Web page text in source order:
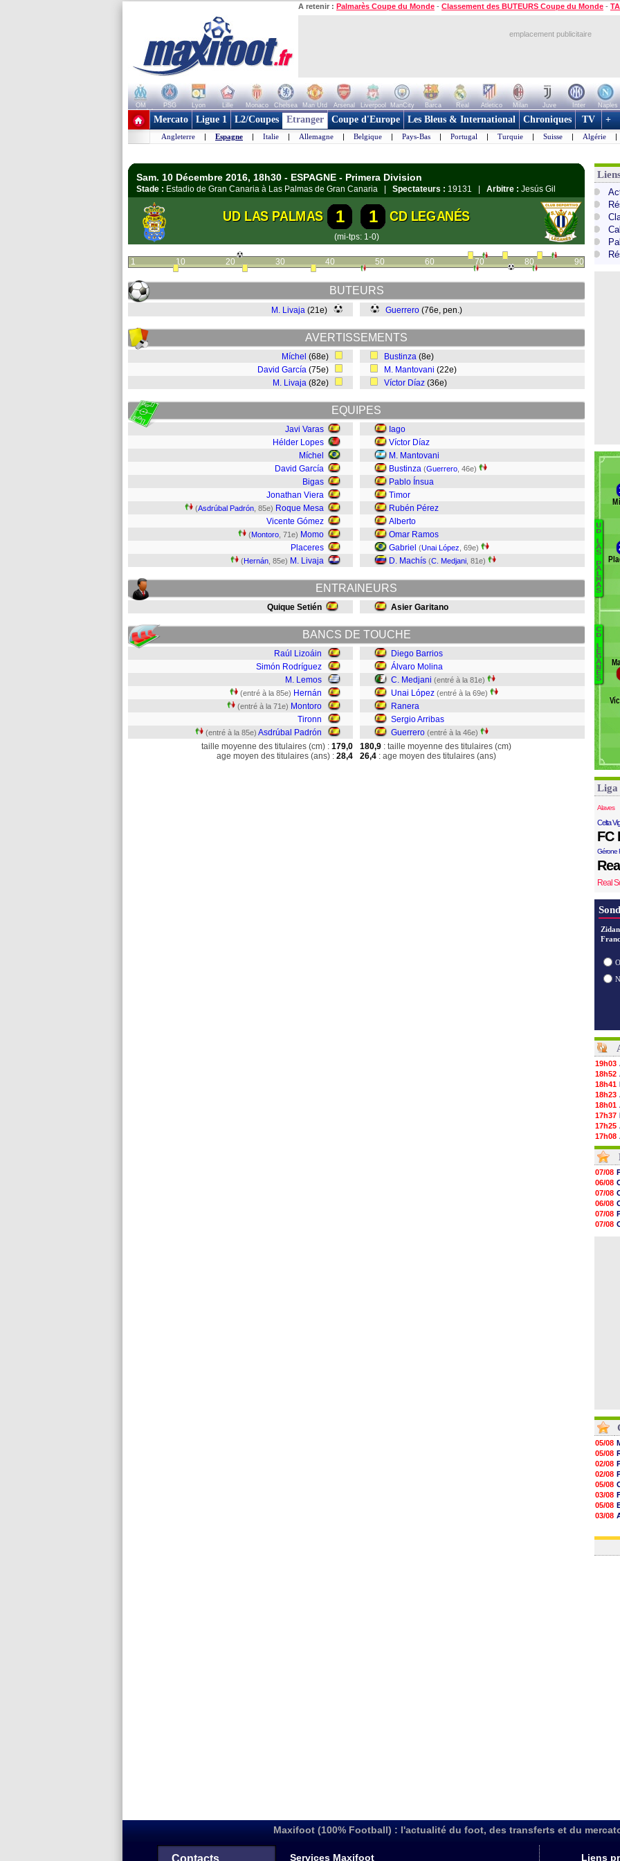
A retenir : Palmarès Coupe du Monde - Classement des BUTEURS Coupe du Monde -
emplacement publicitaire
OM PSG Lyon Lille Monaco Chelsea Man Utd Arsenal Liverpool ManCity Barca Real Atletico Milan Juve Inter Naples
+ de clubs
Mercato Ligue 1 L2/Coupes Etranger Coupe d'Europe Les Bleus & International Chroniques TV +
Angleterre | Espagne | Italie | Allemagne | Belgique | Pays-Bas | Portugal | Turquie | Suisse | Algérie |
Sam. 10 Décembre 2016, 18h30 - ESPAGNE - Primera Division
Stade : Estadio de Gran Canaria à Las Palmas de Gran Canaria | Spectateurs : 19131 | Arbitre : Jesús Gil
UD LAS PALMAS 1 1 CD LEGANÉS
(mi-tps: 1-0)
1 10 20 30 40 50 60 70 80 90
BUTEURS
M. Livaja (21e) Guerrero (76e, pen.)
AVERTISSEMENTS
Míchel (68e)
David García (75e)
M. Livaja (82e)
Bustinza (8e)
M. Mantovani (22e)
Víctor Díaz (36e)
EQUIPES
Javi Varas
Hélder Lopes
Míchel
David García
Bigas
Jonathan Viera
(Asdrúbal Padrón , 85e) Roque Mesa
Vicente Gómez
(Montoro , 71e) Momo
Placeres
(Hernán , 85e) M. Livaja
Iago
Víctor Díaz
M. Mantovani
Bustinza (Guerrero , 46e)
Pablo Ínsua
Timor
Rubén Pérez
Alberto
Omar Ramos
Gabriel (Unai López , 69e)
D. Machís (C. Medjani , 81e)
ENTRAINEURS
Quique Setién Asier Garitano
BANCS DE TOUCHE
Raúl Lizoáin
Simón Rodríguez
M. Lemos
(entré à la 85e) Hernán
(entré à la 71e) Montoro
Tironn
(entré à la 85e) Asdrúbal Padrón
Diego Barrios
Álvaro Molina
C. Medjani (entré à la 81e)
Unai López (entré à la 69e)
Ranera
Sergio Arribas
Guerrero (entré à la 46e)
taille moyenne des titulaires (cm) : 179,0
age moyen des titulaires (ans) : 28,4
180,9 : taille moyenne des titulaires (cm)
26,4 : age moyen des titulaires (ans)
U
D
L
A
S
P
A
L
M
A
S
C
D
L
E
G
A
N
É
S
Liga
Alaves
Celta
FC
Gérone
Real
19h03
18h52
18h41
18h23
18h01
17h37
17h25
17h08
16h55
16h31
16h11
16h06
15h48
15h41
15h21
15h14
14h59
07/08
06/08
07/08
06/08
07/08
07/08
05/08
05/08
02/08
02/08
05/08
03/08
05/08
03/08
03/08
Maxifoot (100% Football) : l'actualité du foot, des transferts et du
Contacts Services Maxifoot Liens